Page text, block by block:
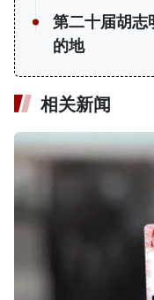
第二十届胡志
的地
相关新闻